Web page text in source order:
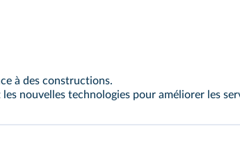
à des constructions.
nouvelles technologies pour améliorer les